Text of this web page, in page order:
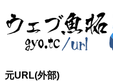
元URL(外部)